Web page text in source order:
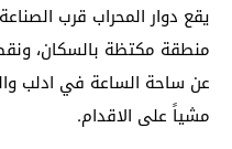
يقع دوار المحراب قرب
منطقة مكتظة بالسكان،
عن ساحة الساعة في ادلب
مشياً على الاقدام.